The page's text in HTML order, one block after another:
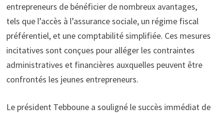
entrepreneurs de bénéficier de nombreux avantages,
tels que l’accès à l’assurance sociale, un régime fiscal
préférentiel, et une comptabilité simplifiée. Ces mesures
incitatives sont conçues pour alléger les contraintes
administratives et financières auxquelles peuvent être
confrontés les jeunes entrepreneurs.
Le président Tebboune a souligné le succès immédiat de